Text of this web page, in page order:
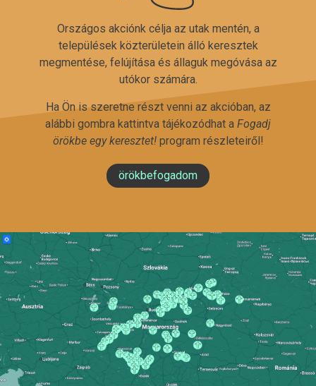
Országos akciónk célja az utak mentén, a
települések közterületein álló keresztek
megmentése, felújítása és állaguk megóvása az
utókor számára.
Ha Ön is szeretne részt venni az akcióban, az
alábbi gombra kattintva tájékozódhat a Fogadj
örökbe egy keresztet!program részleteiről!
örökbefogadom